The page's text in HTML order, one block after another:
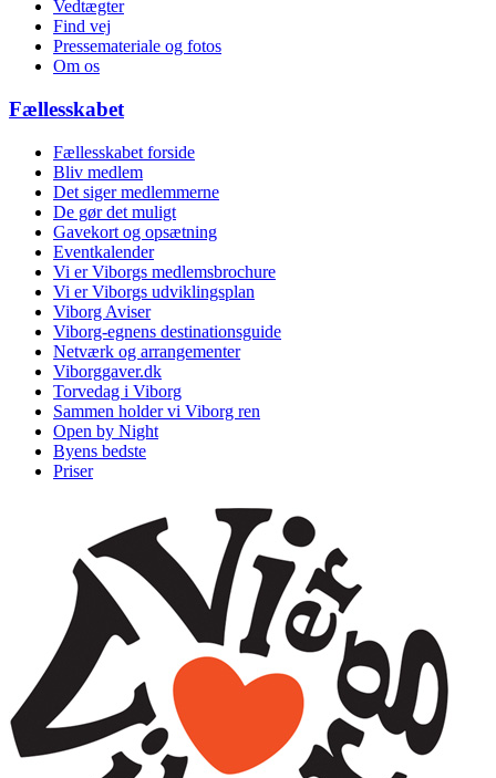
Vedtægter
Find vej
Pressemateriale og fotos
Om os
Fællesskabet
Fællesskabet forside
Bliv medlem
Det siger medlemmerne
De gør det muligt
Gavekort og opsætning
Eventkalender
Vi er Viborgs medlemsbrochure
Vi er Viborgs udviklingsplan
Viborg Aviser
Viborg-egnens destinationsguide
Netværk og arrangementer
Viborggaver.dk
Torvedag i Viborg
Sammen holder vi Viborg ren
Open by Night
Byens bedste
Priser